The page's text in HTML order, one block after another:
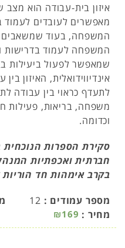
איזון בית-עבודה הוא מצב
מאפשרים לעובדים לעמוד
המשפחה, בעוד שמשאבים
המשפחה לעמוד בדרישות
שמאפשר לפעול ביעילות
אינדיווידואלית, האיזון
לתעדף כראוי בין עבודה
משפחה, בריאות, פעילות
וכדומה.
סקירת הספרות
חברתית ואכפתיות
בקרב אימהות חד
מספר עמודים : 12
מחיר : ₪169